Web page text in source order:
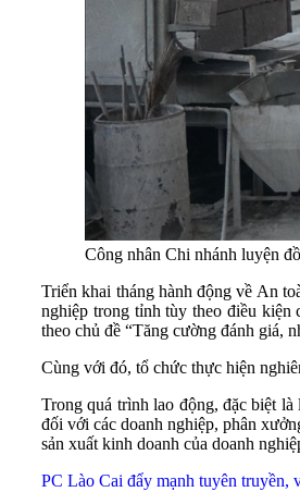
Công nhân Chi nhánh luyện
Triển khai tháng hành động về An
nghiệp trong tỉnh tùy theo điều kiện
theo chủ đề “Tăng cường đánh giá,
Cùng với đó, tổ chức thực hiện
Trong quá trình lao động, đặc biệt
đối với các doanh nghiệp, phân
sản xuất kinh doanh của doanh
PC Lào Cai đẩy mạnh tuyên truyền,